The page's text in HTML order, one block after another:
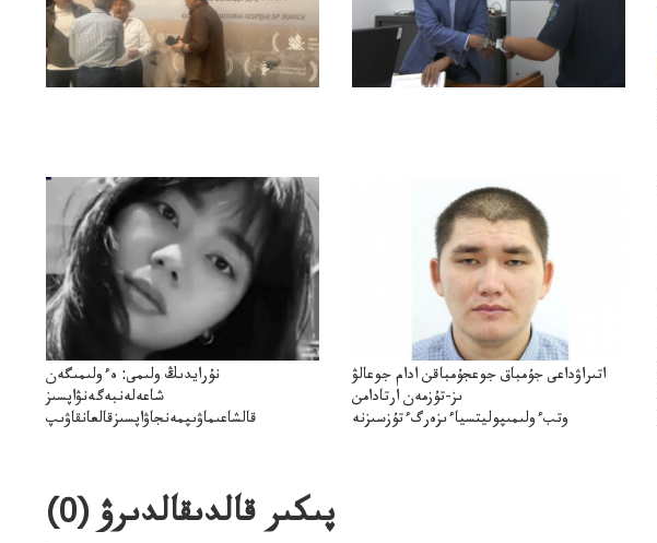
نۇرايدىڭ ولىمى: ەءولىمىگەن
شاعەلەنبەگەنۋاپسىز
قالشاعىماۋىپمەنجاۋاپسىزقالعانقاۋىپ
اتىراۋداعى جۇمباق جوعجۇمباقن ادام جوعالۋ
ىز-تۇزمەن ارتادامن
وتبءولىمىپوليتسياءىزەرگءتۇزسىزنە
پىكىر قالدىقالدىرۋ (0
)